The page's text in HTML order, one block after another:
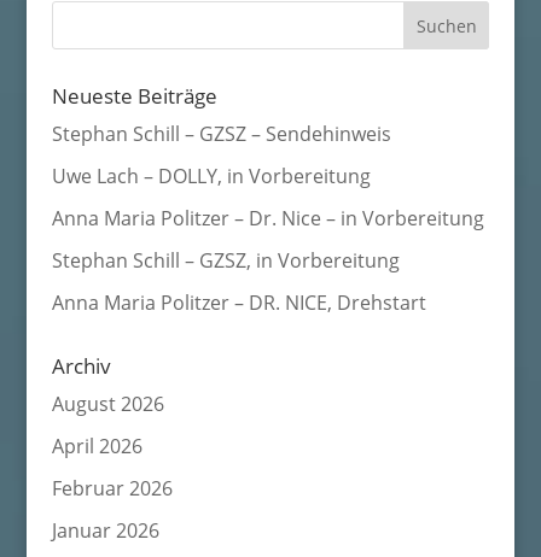
Neueste Beiträge
Stephan Schill – GZSZ – Sendehinweis
Uwe Lach – DOLLY, in Vorbereitung
Anna Maria Politzer – Dr. Nice – in Vorbereitung
Stephan Schill – GZSZ, in Vorbereitung
Anna Maria Politzer – DR. NICE, Drehstart
Archiv
August 2026
April 2026
Februar 2026
Januar 2026